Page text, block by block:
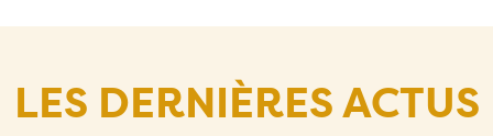
LES DERNIÈRES ACTUS